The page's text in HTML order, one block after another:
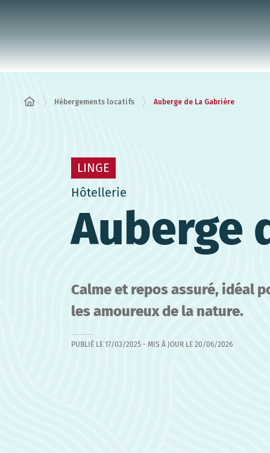
Hébergements locatifs Auberge de La Gabrière
LINGE
Hôtellerie
Auberge
Calme et repos assuré, idéal
les amoureux de la nature.
PUBLIÉ LE 17/03/2025 - MIS À JOUR LE 20/06/2026